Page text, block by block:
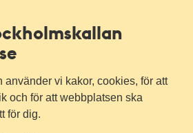
använder vi kakor, cookies, för att
och för att webbplatsen ska
för dig.